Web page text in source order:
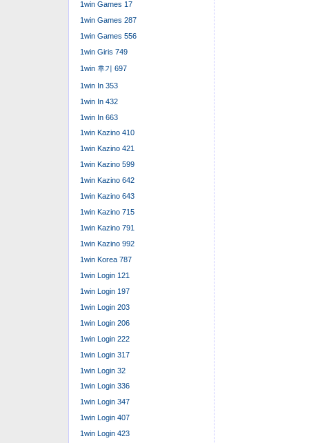
1win Games 17
1win Games 287
1win Games 556
1win Giris 749
1win 후기 697
1win In 353
1win In 432
1win In 663
1win Kazino 410
1win Kazino 421
1win Kazino 599
1win Kazino 642
1win Kazino 643
1win Kazino 715
1win Kazino 791
1win Kazino 992
1win Korea 787
1win Login 121
1win Login 197
1win Login 203
1win Login 206
1win Login 222
1win Login 317
1win Login 32
1win Login 336
1win Login 347
1win Login 407
1win Login 423